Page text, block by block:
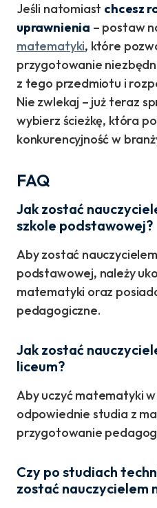
Jeśli natomiast chcesz
uprawnienia – postaw
matematyki, które
przygotowanie
z tego przedmiotu i
Nie zwlekaj – już teraz
wybierz ścieżkę, która
konkurencyjność w
FAQ
Jak zostać
szkole podstawowej?
Aby zostać
podstawowej, należy
matematyki oraz
pedagogiczne.
Jak zostać
liceum?
Aby uczyć matematyki
odpowiednie studia z
przygotowanie
Czy po studiach
zostać nauczycielem